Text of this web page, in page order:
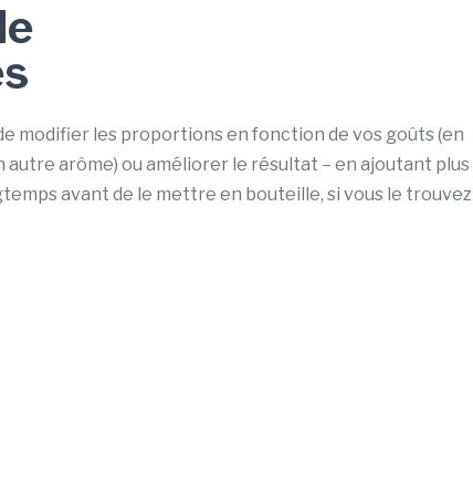
modifier les proportions en fonction de vos goûts (en
arôme) ou améliorer le résultat – en ajoutant plus
avant de le mettre en bouteille, si vous le trouvez